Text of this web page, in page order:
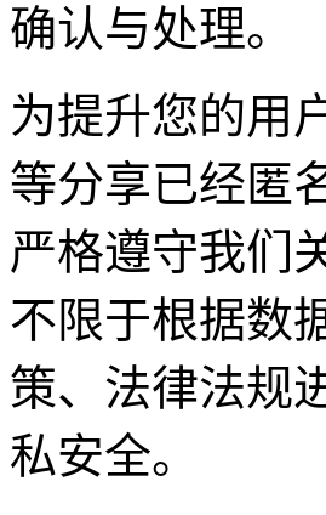
确认与处理。
为提升您的用
等分享已经匿
严格遵守我们
不限于根据数
策、法律法规
私安全。